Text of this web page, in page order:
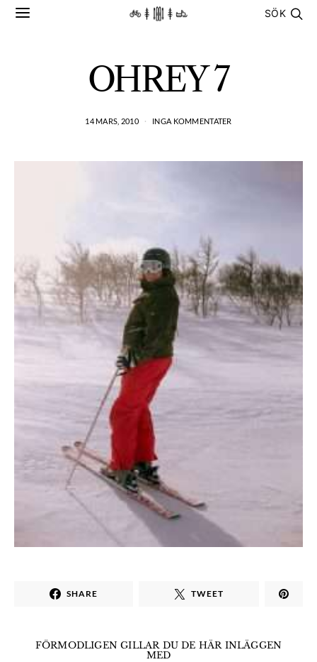
SÖK
OHREY 7
14 MARS, 2010 INGA KOMMENTATER
SHARE TWEET
FÖRMODLIGEN GILLAR DU DE HÄR INLÄGGEN
MED